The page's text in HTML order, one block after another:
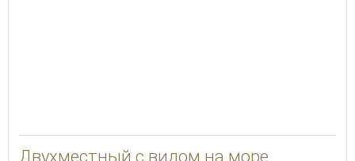
Двухместный с видом на море